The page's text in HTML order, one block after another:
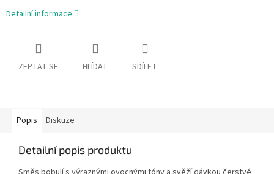
Detailní informace
ZEPTAT SE HLÍDAT SDÍLET
Popis Diskuze
Detailní popis produktu